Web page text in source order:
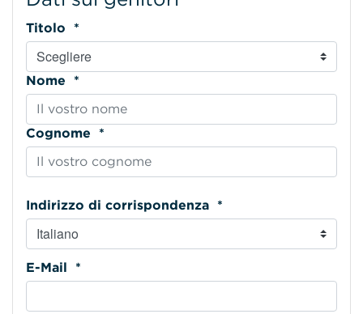
Titolo *
Nome *
Cognome *
Indirizzo di corrispondenza *
E-Mail *